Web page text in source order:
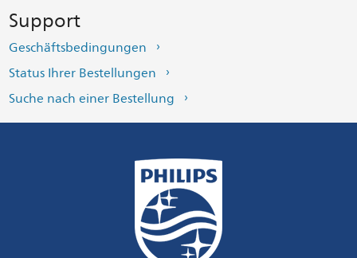
Support
Geschäftsbedingungen
Status Ihrer Bestellungen
Suche nach einer Bestellung